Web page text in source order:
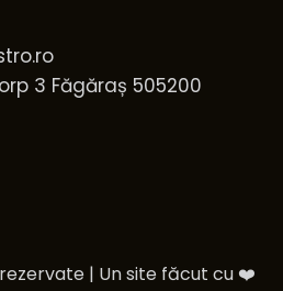
3 Făgăraș 505200
| Un site făcut cu ❤️